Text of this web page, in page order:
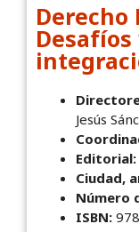
Derecho
Jesús
Editorial:
Ciudad,
Número
ISBN: